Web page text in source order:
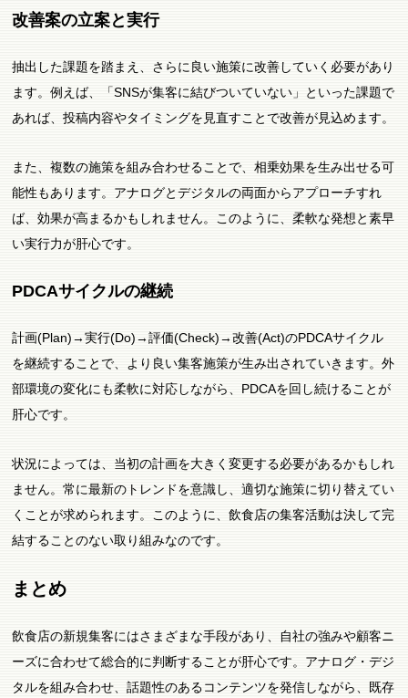
改善案の立案と実行
抽出した課題を踏まえ、さらに良い施策に改善していく必要があり
ます。例えば、「SNSが集客に結びついていない」といった課題で
あれば、投稿内容やタイミングを見直すことで改善が見込めます。
また、複数の施策を組み合わせることで、相乗効果を生み出せる可
能性もあります。アナログとデジタルの両面からアプローチすれ
ば、効果が高まるかもしれません。このように、柔軟な発想と素早
い実行力が肝心です。
PDCAサイクルの継続
計画(Plan)→実行(Do)→評価(Check)→改善(Act)のPDCAサイクル
を継続することで、より良い集客施策が生み出されていきます。外
部環境の変化にも柔軟に対応しながら、PDCAを回し続けることが
肝心です。
状況によっては、当初の計画を大きく変更する必要があるかもしれ
ません。常に最新のトレンドを意識し、適切な施策に切り替えてい
くことが求められます。このように、飲食店の集客活動は決して完
結することのない取り組みなのです。
まとめ
飲食店の新規集客にはさまざまな手段があり、自社の強みや顧客ニ
ーズに合わせて総合的に判断することが肝心です。アナログ・デジ
タルを組み合わせ、話題性のあるコンテンツを発信しながら、既存